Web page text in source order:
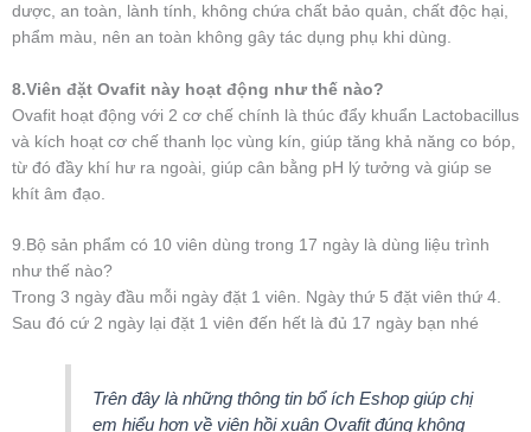
dược, an toàn, lành tính, không chứa chất bảo quản, chất độc hại,
phẩm màu, nên an toàn không gây tác dụng phụ khi dùng.
8.Viên đặt Ovafit này hoạt động như thế nào?
Ovafit hoạt động với 2 cơ chế chính là thúc đẩy khuẩn Lactobacillus
và kích hoạt cơ chế thanh lọc vùng kín, giúp tăng khả năng co bóp,
từ đó đầy khí hư ra ngoài, giúp cân bằng pH lý tưởng và giúp se
khít âm đạo.
9.Bộ sản phẩm có 10 viên dùng trong 17 ngày là dùng liệu trình
như thế nào?
Trong 3 ngày đầu mỗi ngày đặt 1 viên. Ngày thứ 5 đặt viên thứ 4.
Sau đó cứ 2 ngày lại đặt 1 viên đến hết là đủ 17 ngày bạn nhé
Trên đây là những thông tin bổ ích Eshop giúp chị
em hiểu hơn về viên hồi xuân Ovafit đúng không